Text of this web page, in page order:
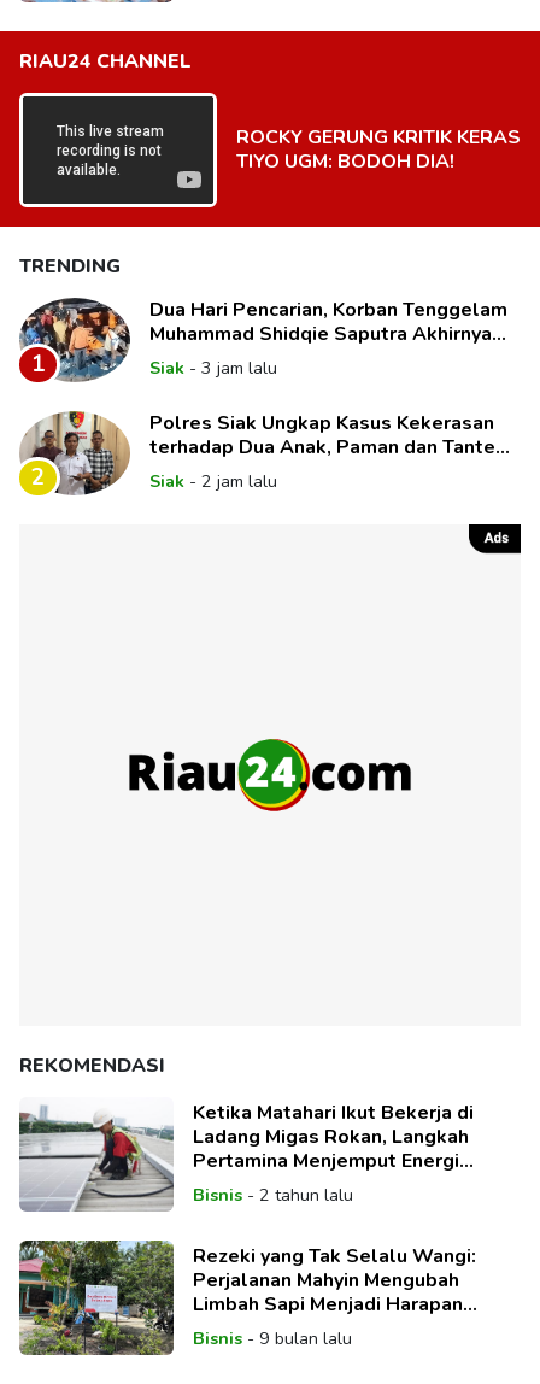
RIAU24 CHANNEL
ROCKY GERUNG KRITIK KERAS
TIYO UGM: BODOH DIA!
TRENDING
1
Dua Hari Pencarian, Korban Tenggelam
Muhammad Shidqie Saputra Akhirnya
Ditemukan
Siak - 3 jam lalu
2
Polres Siak Ungkap Kasus Kekerasan
terhadap Dua Anak, Paman dan Tante
Korban Jadi Tersangka
Siak - 2 jam lalu
REKOMENDASI
Ketika Matahari Ikut Bekerja di
Ladang Migas Rokan, Langkah
Pertamina Menjemput Energi
Bersih
Bisnis- 2 tahun lalu
Rezeki yang Tak Selalu Wangi:
Perjalanan Mahyin Mengubah
Limbah Sapi Menjadi Harapan
Keluarga
Bisnis- 9 bulan lalu